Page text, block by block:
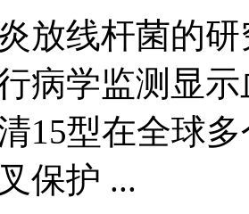
放线杆菌的
病学监测显
15型在全球
保护 ...